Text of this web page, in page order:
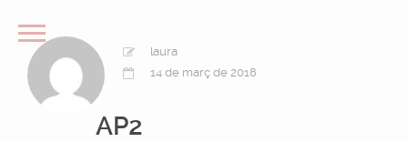
laura
14 de març de 2018
AP2